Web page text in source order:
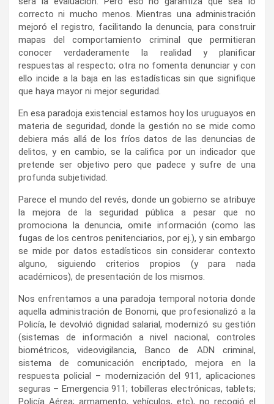
ello incide a la baja en las estadísticas sin que signifique
que haya mayor ni mejor seguridad.
En esa paradoja existencial estamos hoy los uruguayos en
materia de seguridad, donde la gestión no se mide como
debiera más allá de los fríos datos de las denuncias de
delitos, y en cambio, se la califica por un indicador que
profunda subjetividad.
Parece el mundo del revés, donde un gobierno se atribuye
la mejora de la seguridad pública a pesar que no
promociona la denuncia, omite información (como las
fugas de los centros penitenciarios, por ej.), y sin embargo
alguno, siguiendo criterios propios (y para nada
académicos), de presentación de los mismos.
Nos enfrentamos a una paradoja temporal notoria donde
aquella administración de Bonomi, que profesionalizó a la
Policía, le devolvió dignidad salarial, modernizó su gestión
(sistemas de información a nivel nacional, controles
biométricos, videovigilancia, Banco de ADN criminal,
sistema de comunicación encriptado, mejora en la
respuesta policial – modernización del 911, aplicaciones
seguras – Emergencia 911; tobilleras electrónicas, tablets;
Policía Aérea; armamento, vehículos, etc), no recogió el
fruto de semejante transformación en los números fríos
de las estadísticas. Esas que reflejaron, lo más cercano
que se pudo, una realidad a la que se debía conocer para
poder cambiarla.